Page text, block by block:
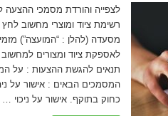
לצפייה והורדת מסמכי ההצעה
רשימת ציוד ומוצרי מחשוב
מסעדה (להלן : “המועצה”)
לאספקת ציוד ומצורים
תנאים להגשת ההצעות : על
המסמכים הבאים : אישור על
כחוק בתוקף. אישור על ניכוי …